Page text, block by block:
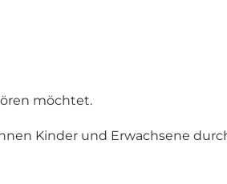
möchtet.
Kinder und Erwachsene